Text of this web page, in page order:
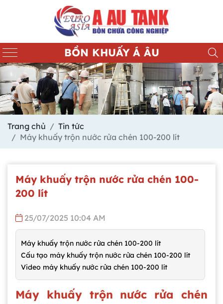
BỒN KHUẤY Á ÂU
Trang chủ
Tin tức
Máy khuấy trộn nước rửa chén 100-200 lít
Máy khuấy trộn nước rửa chén 100-
200 lít
25/07/2025 10:04 AM
Máy khuấy trộn nước rửa chén 100-200 lít
Cấu tạo máy khuấy trộn nước rửa chén 100-200 lít
Video máy khuấy nước rửa chén 100-200 lít
Máy khuấy trộn nước rửa chén